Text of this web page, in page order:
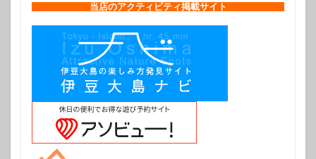
当店のアクティビティ掲載サイト